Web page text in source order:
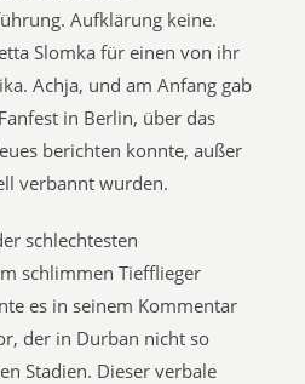
Aufklärung keine.
Slomka für einen von ihr
Achja, und am Anfang gab
in Berlin, über das
berichten konnte, außer
verbannt wurden.
schlechtesten
schlimmen Tiefflieger
es in seinem Kommentar
der in Durban nicht so
Stadien. Dieser verbale